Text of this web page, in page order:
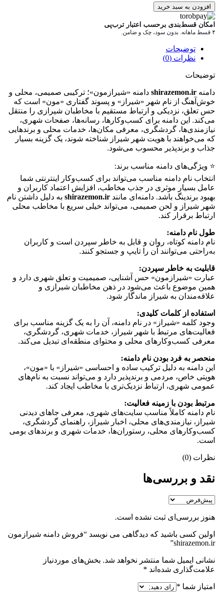
افزودن به سبد خرید
امکان قسط‌بندی برحسب اعتبار ترب‌پی
۴ قسط ماهانه. بدون سود، چک و ضامن.
توضیحات
نظرات (0)
توضیحات
دامنه shirazemon.ir دامنه «شیرازمون»؛ ترکیبی صمیمی، محلی و
خوش‌آهنگ از نام شهر «شیراز» و پسوند گفتاری «مون» است که
حس تعلق، نزدیکی و ارتباط مستقیم با مخاطبان شیرازی را منتقل
می‌کند. این دامنه برای کسب‌وکارها، رسانه‌ها، صفحات شهری،
نیازمندی‌ها، گردشگری، معرفی مکان‌ها، خدمات محلی و برندهایی
که می‌خواهند با هویت شهر شیراز شناخته شوند، یک گزینه بسیار
جذاب و برندپذیر محسوب می‌شود.
⭐️ ویژگی‌های دامنه مناسب برند:
انتخاب نام دامنه مناسب می‌تواند برای کسب‌وکار اینترنتی شما
عامل بسیار موثری در جذب مخاطب، افزایش اعتماد کاربران و
بهبود برندینگ باشد. دامنه‌ای مانند shirazemon.ir به دلیل داشتن نام
شهر شیراز و لحن صمیمی، می‌تواند خیلی سریع با مخاطب محلی
ارتباط برقرار کند.
طول نام دامنه:
نام دامنه کوتاه، روان و قابل به خاطر سپردن است و کاربران
به‌راحتی می‌توانند آن را تایپ و جستجو کنند.
قابلیت به خاطر سپردن:
عبارت «شیرازمون» حس آشنایی، صمیمیت و تعلق شهری دارد و
همین موضوع باعث می‌شود در ذهن مخاطبان شیرازی و
علاقه‌مندان به شیراز ماندگار شود.
استفاده از کلمات کلیدی:
وجود کلمه «شیراز» در نام دامنه، آن را به یک گزینه مناسب برای
فعالیت‌های مرتبط با شهر شیراز، خدمات شهری، گردشگری،
معرفی کسب‌وکارهای محلی و محتوای منطقه‌ای تبدیل می‌کند.
منحصر به فرد بودن نام دامنه:
این دامنه به دلیل ترکیب ساده و احساسی «شیراز» با «مون»،
هویتی خاص، مردمی و برندپذیر دارد و می‌تواند نسبت به نام‌های
عمومی شهری، ارتباط نزدیک‌تری با مخاطب ایجاد کند.
مرتبط بودن با زمینه فعالیت:
نام دامنه کاملاً مناسب سایت‌های شهری، معرفی جاهای دیدنی
شیراز، نیازمندی‌های محلی، اخبار شیراز، راهنمای گردشگری،
کسب‌وکارهای محلی، رستوران‌ها، خدمات شهری و برندهای بومی
است.
نظرات (0)
نقد و بررسی‌ها
هنوز بررسی‌ای ثبت نشده است.
اولین کسی باشید که دیدگاهی می نویسد “فروش دامنه شیرازمون
shirazemon.ir”
نشانی ایمیل شما منتشر نخواهد شد. بخش‌های موردنیاز
علامت‌گذاری شده‌اند *
امتیاز شما *